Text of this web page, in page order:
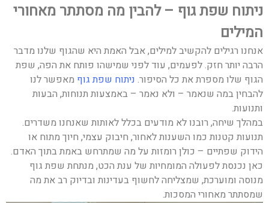
ניתוח שפת גוף – להבין מה מסתתר מאחורי
המילים
אנחנו רגילים להקשיב למילים, אבל האמת היא שהגוף שלנו מדבר
הרבה יותר חזק. לפעמים, עוד לפני שמישהו פותח את הפה, שפת
הגוף שלו מספרת את כל הסיפור. ניתוח שפת גוף מאפשר לנו
להבחין במה שנאמר – ולא נאמר – באמצעות תנוחות, הבעות
ותנועות.
במהלך שיחה, רובנו לא מודעים בכלל לאותות שאנחנו משדרים.
תנועות קטנות כמו השענות לאחור, חיבוק עצמי, חיוך מתוח או
הידוק שפתיים – כולן רומזות על מה שמתרחש באמת בתוך האדם.
כאן נכנסת לפעולה המומחיות של ענת הכט, מנתחת שפת גוף
מנוסה ומוערכת, שמצליחה לחשוף בעדינות ובדיוק רב את מה
שמסתתר מאחורי המסכות.